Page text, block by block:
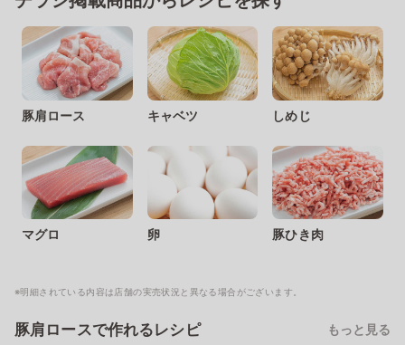
豚肩ロース キャベツ しめじ
マグロ 卵 豚ひき肉
※明細されている内容は店舗の実売状況と異なる場合がございます。
豚肩ロースで作れるレシピ もっと見る